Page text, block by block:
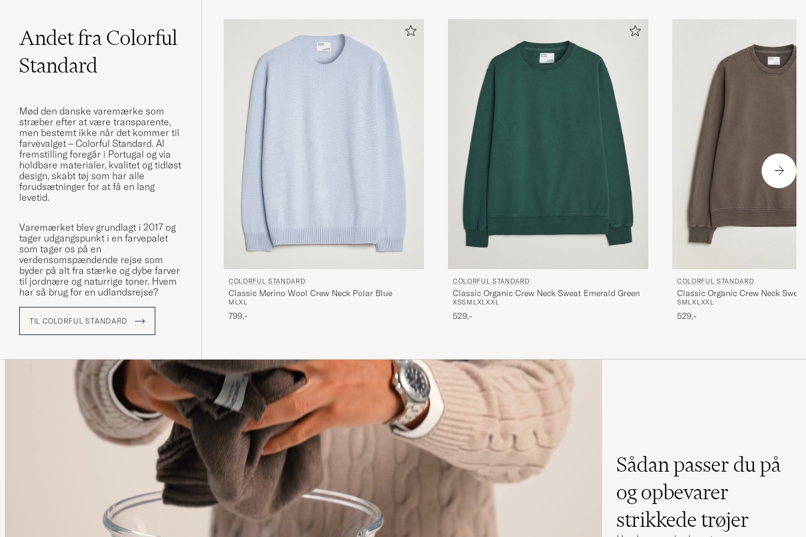
KØBTE PÅ CAREOFCARL.SE
Tröja och shorts till min stora belåtenhet. Snygg färg på tröja. Bra i
KØBTE PÅ CAREOFCARL.SE
Superfin tröja ngt stor i storleken tyckte sonen och bytte till en mindre
storlek😊
KATARINA J KØBTE PÅ CAREOFCARL.SE
Alt gikk greit.
Mycket skön, fin kvalitet och sitter perfekt, inte så bred.
HENRIK N KØBTE PÅ CAREOFCARL.SE
Andet fra Colorful
Standard
Mød den danske varemærke som
stræber efter at være transparente,
men bestemt ikke når det kommer til
farvevalget – Colorful Standard. Al
fremstilling foregår i Portugal og via
holdbare materialer, kvalitet og tidløst
design, skabt tøj som har alle
forudsætninger for at få en lang
levetid.
Varemærket blev grundlagt i 2017 og
tager udgangspunkt i en farvepalet
som tager os på en
verdensomspændende rejse som
byder på alt fra stærke og dybe farver
til jordnære og naturrige toner. Hvem
har så brug for en udlandsrejse?
TIL COLORFUL STANDARD
COLORFUL STANDARD
Classic Merino Wool Crew Neck Polar Blue
M LXL
799,-
COLORFUL STANDARD
Classic Organic Crew Neck Sweat Emerald Green
XSSM LXLXXL
529,-
COLORFUL STANDARD
Classic Organic Crew Neck
SMLXLXXL
529,-
Sådan passer du på
og opbevarer
strikkede trøjer